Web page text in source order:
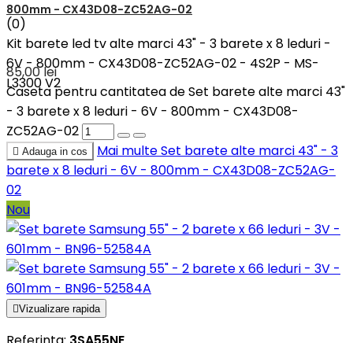
800mm - CX43D08-ZC52AG-02
(0)
Kit barete led tv alte marci 43" - 3 barete x 8 leduri -
6V - 800mm - CX43D08-ZC52AG-02 - 4S2P - MS-
L3300 V2
85,00 lei
Caseta pentru cantitatea de Set barete alte marci 43"
- 3 barete x 8 leduri - 6V - 800mm - CX43D08-
ZC52AG-02
 Adauga in cos Mai multeSet barete alte marci 43" - 3
barete x 8 leduri - 6V - 800mm - CX43D08-ZC52AG-
02
Nou
Vizualizare rapida